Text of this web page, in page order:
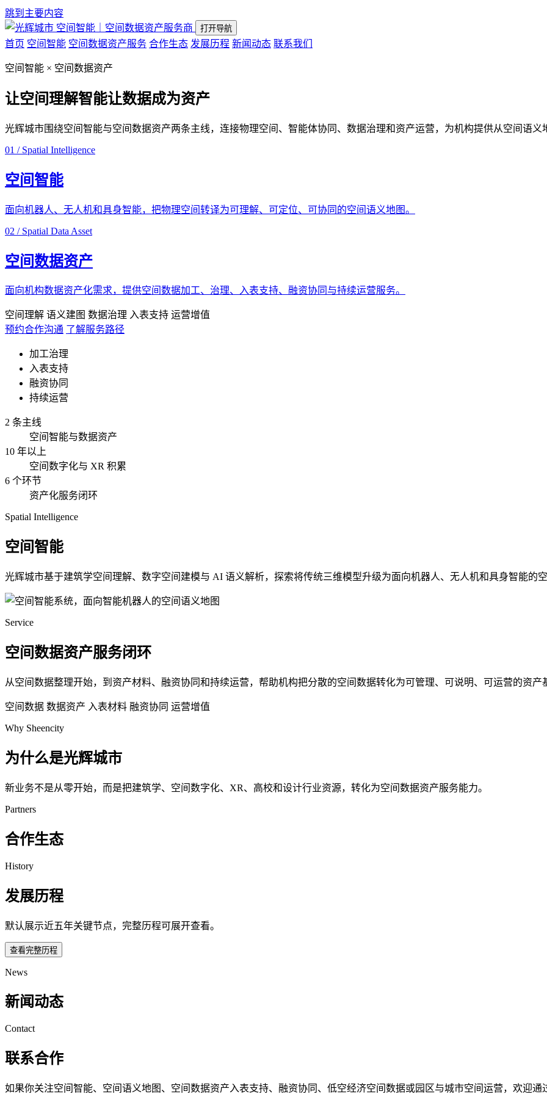
跳到主要内容
空间智能｜空间数据资产服务商
打开导航
首页 空间智能 空间数据资产服务 合作生态 发展历程 新闻动态 联系我们
空间智能 × 空间数据资产
让空间理解智能让数据成为资产
光辉城市围绕空间智能与空间数据资产两条主线，连接物理空间、智能体协同、数据治理和资产运营，为机构提供从空间语义
01 / Spatial Intelligence
空间智能
面向机器人、无人机和具身智能，把物理空间转译为可理解、可定位、可协同的空间语义地图。
02 / Spatial Data Asset
空间数据资产
面向机构数据资产化需求，提供空间数据加工、治理、入表支持、融资协同与持续运营服务。
空间理解 语义建图 数据治理 入表支持 运营增值
预约合作沟通 了解服务路径
加工治理
入表支持
融资协同
持续运营
2 条主线
空间智能与数据资产
10 年以上
空间数字化与 XR 积累
6 个环节
资产化服务闭环
Spatial Intelligence
空间智能
光辉城市基于建筑学空间理解、数字空间建模与 AI 语义解析，探索将传统三维模型升级为面向机器人、无人机和具身智能的空
Service
空间数据资产服务闭环
从空间数据整理开始，到资产材料、融资协同和持续运营，帮助机构把分散的空间数据转化为可管理、可说明、可运营的资产
空间数据 数据资产 入表材料 融资协同 运营增值
Why Sheencity
为什么是光辉城市
新业务不是从零开始，而是把建筑学、空间数字化、XR、高校和设计行业资源，转化为空间数据资产服务能力。
Partners
合作生态
History
发展历程
默认展示近五年关键节点，完整历程可展开查看。
查看完整历程
News
新闻动态
Contact
联系合作
如果你关注空间智能、空间语义地图、空间数据资产入表支持、融资协同、低空经济空间数据或园区与城市空间运营，欢迎通